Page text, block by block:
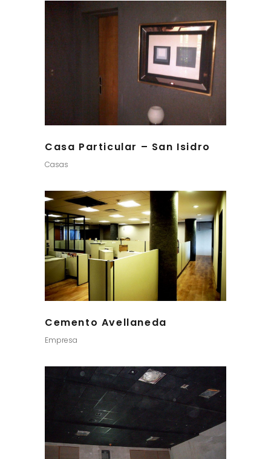
Casa Particular – San Isidro
Casas
Cemento Avellaneda
Empresa